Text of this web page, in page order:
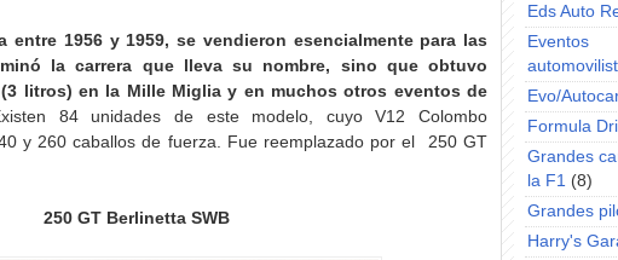
entre 1956 y 1959, se vendieron esencialmente para las
la carrera que lleva su nombre, sino que obtuvo
litros) en la Mille Miglia y en muchos otros eventos de
84 unidades de este modelo, cuyo V12 Colombo
y 260 caballos de fuerza. Fue reemplazado por el 250 GT
250 GT Berlinetta SWB
Eds Auto
Eventos
Evo/
Formula
Grandes
la F1 (8)
Grandes
Harry's